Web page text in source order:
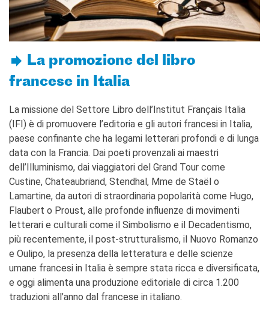
SPETTACOLO DAL VIVO E
ARTI VISIVE
Nouveau Grand Tour
Exaequa
CINEMA E AUDIOVISIVO
Fuori Sala
La Francia al Cinema
Rendez-vous
Residenza XR
LIBRI
"DÉBAT D'IDÉES"
UNIVERSITÀ, RICERCA,
INNOVAZIONE
Studiare in Francia, grazie a
Campus France Italie!
Doppi titoli
Borse di studio e di
La promozione del libro
francese in Italia
La missione del Settore Libro dell’Institut Français Italia
(IFI) è di promuovere l’editoria e gli autori francesi in Italia,
paese confinante che ha legami letterari profondi e di lunga
data con la Francia. Dai poeti provenzali ai maestri
dell’Illuminismo, dai viaggiatori del Grand Tour come
Custine, Chateaubriand, Stendhal, Mme de Staël o
Lamartine, da autori di straordinaria popolarità come Hugo,
Flaubert o Proust, alle profonde influenze di movimenti
letterari e culturali come il Simbolismo e il Decadentismo,
più recentemente, il post-strutturalismo, il Nuovo Romanzo
e Oulipo, la presenza della letteratura e delle scienze
umane francesi in Italia è sempre stata ricca e diversificata,
e oggi alimenta una produzione editoriale di circa 1.200
traduzioni all’anno dal francese in italiano.